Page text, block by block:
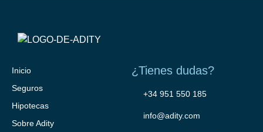
Inicio
Seguros
Hipotecas
Sobre Adity
¿Tienes dudas?
+34 951 550 185
info@adity.com